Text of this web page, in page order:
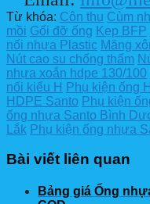
Từ khóa: Côn thu Cùm
mồi Gối đỡ ống Kẹp BFP
nối nhựa Plastic Măng
Nút cao su chống thấm
nhựa xoắn hdpe 130/100
nối kiểu H Phụ kiện ống
HDPE Santo Phụ kiện
ống nhựa Santo Bình
Lắk Phụ kiện ống nhựa
Bài viết liên quan
Bảng giá Ống